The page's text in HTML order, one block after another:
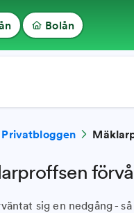
Bolån
Privatbloggen
sig en nedgång -